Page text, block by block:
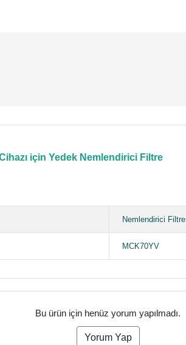
için Yedek Nemlendirici Filtre
Nemlendirici Filtre
MCK70YV
Bu ürün için henüz yorum yapılmadı.
Yorum Yap